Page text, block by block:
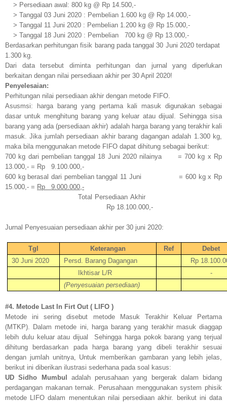
> Persediaan awal: 800 kg @ Rp 14.500,-
> Tanggal 03 Juni 2020 : Pembelian 1.600 kg @ Rp 14.000,-
> Tanggal 11 Juni 2020 : Pembelian 1.200 kg @ Rp 15.000,-
> Tanggal 18 Juni 2020 : Pembelian
700 kg @ Rp 13.000,-
Berdasarkan perhitungan fisik barang pada tanggal 30 Juni 2020 terdapat
1.300 kg.
Dari data tersebut diminta perhitungan dan jurnal yang diperlukan
berkaitan dengan nilai persediaan akhir per 30 April 2020!
Penyelesaian:
Perhitungan nilai persediaan akhir dengan metode FIFO.
Asusmsi: harga barang yang pertama kali masuk digunakan sebagai
dasar untuk menghitung barang yang keluar atau dijual. Sehingga sisa
barang yang ada (persediaan akhir) adalah harga barang yang terakhir kali
masuk. Jika jumlah persediaan akhir barang dagangan adalah 1.300 kg,
maka bila menggunakan metode FIFO dapat dihitung sebagai berikut:
700 kg dari pembelian tanggal 18 Juni 2020 nilainya
= 700 kg x Rp
13.000,- = Rp
9.100.000,-
600 kg berasal dari pembelian tanggal 11 Juni
= 600 kg x Rp
15.000,- = Rp
9.000.000,-
Total Persediaan Akhir
Rp 18.100.000,-
Jurnal Penyesuaian persediaan akhir per 30 juni 2020:
Tgl Keterangan Ref
Debet
30 Juni 2020
Persd. Barang Dagangan
Rp
Ikhtisar L/R
-
(Penyesuaian persediaan)
#4. Metode Last In Firt Out ( LIFO )
Metode ini sering disebut metode Masuk Terakhir Keluar Pertama
(MTKP). Dalam metode ini, harga barang yang terakhir masuk diaggap
lebih dulu keluar atau dijual
Sehingga harga pokok barang yang terjual
dihitung berdasarkan pada harga barang yang dibeli terakhir sesuai
dengan jumlah unitnya, Untuk memberikan gambaran yang lebih jelas,
berikut ini diberikan ilustrasi sederhana pada soal kasus:
UD Sidho Mumbul
adalah perusahaan yang bergerak dalam bidang
perdagangan makanan ternak. Perusahaan menggunakan system phisik
metode LIFO dalam menentukan nilai persediaan akhir. berikut ini data